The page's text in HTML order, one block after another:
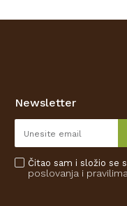
Newsletter
Čitao sam i složio se
poslovanja i